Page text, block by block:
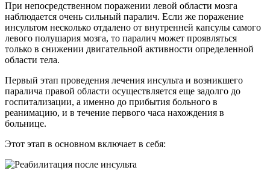
При непосредственном поражении левой области мозга
наблюдается очень сильный паралич. Если же поражение
инсультом несколько отдалено от внутренней капсулы самого
левого полушария мозга, то паралич может проявляться
только в снижении двигательной активности определенной
области тела.
Первый этап проведения лечения инсульта и возникшего
паралича правой области осуществляется еще задолго до
госпитализации, а именно до прибытия больного в
реанимацию, и в течение первого часа нахождения в
больнице.
Этот этап в основном включает в себя: